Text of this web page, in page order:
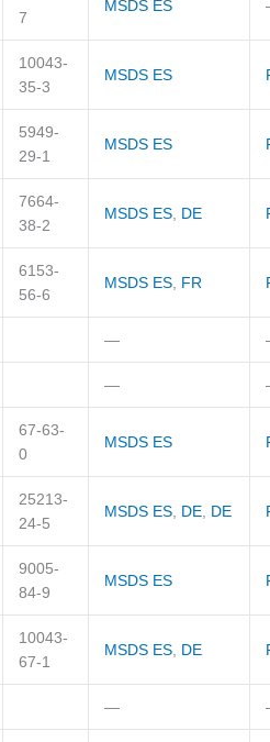
7
MSDS ES
10043-
35-3
MSDS ES
5949-
29-1
MSDS ES
7664-
38-2
MSDS ES, DE
6153-
56-6
MSDS ES, FR
—
—
67-63-
0
MSDS ES
25213-
24-5
MSDS ES, DE, DE
9005-
84-9
MSDS ES
10043-
67-1
MSDS ES, DE
—